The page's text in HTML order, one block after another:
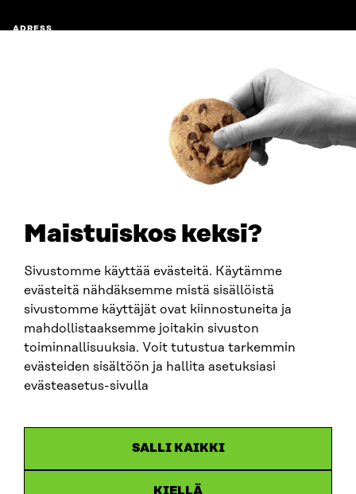
Maistuiskos keksi?
Sivustomme käyttää evästeitä. Käytämme
evästeitä nähdäksemme mistä sisällöistä
sivustomme käyttäjät ovat kiinnostuneita ja
mahdollistaaksemme joitakin sivuston
toiminnallisuuksia. Voit tutustua tarkemmin
evästeiden sisältöön ja hallita asetuksiasi
evästeasetus-sivulla
SALLI KAIKKI
KIELLÄ
ADRESS
fornamn.efternamn@sitra.fi
SITRA PÅ SOCIALA MEDIER
LinkedIn
Instagram
YouTube